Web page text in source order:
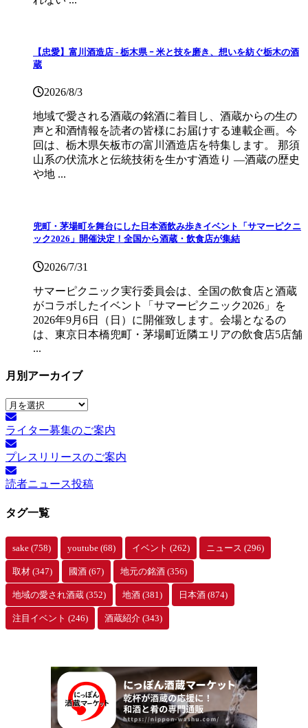
【忠愛】富川酒造店 ‐ 栃木県 ｰ 米と技を磨き、想いを紡ぐ栃木の酒
蔵
2026/8/3
地域で愛される酒蔵の銘酒に着目し、酒蔵からの生の
声と和酒情報を読者の皆様にお届けする連載企画。今
回は、栃木県矢板市の富川酒造店を特集します。 那須
山系の伏流水と伝統技術を生かす酒造り ―酒蔵の歴史
や地 ...
兜町・茅場町を舞台にした日本酒飲み歩きイベント「サマーピクニ
ック2026」開催決定！全国から酒蔵・飲食店が集結
2026/7/31
サマーピクニック実⾏委員会は、全国の飲⾷店と酒蔵
がコラボしたイベント「サマーピクニック2026」を
2026年9月6日（日）に開催致します。会場となるの
は、東京日本橋兜町・茅場町近隣エリアの飲食店5店舗
...
月別アーカイブ
月
別
ア
ー
カ
イ
ブ
ライター募集のご案内
プレスリリースのご案内
読者ニュース投稿
タグ一覧
sake (758) youtube (68) イベント (262) ニュース (296)
取材 (347) 國酒 (67) 地元の銘酒 (356)
地域の愛され酒蔵 (352) 地酒 (381) 日本酒 (874)
注目イベント (246) 酒蔵紹介 (343)